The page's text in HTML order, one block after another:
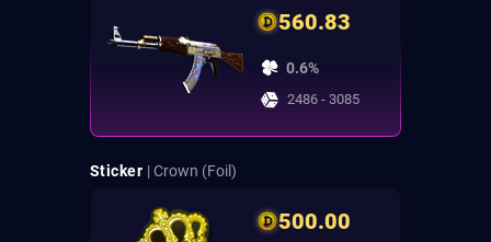
560.83
0.6%
2486 - 3085
Sticker | Crown (Foil)
500.00